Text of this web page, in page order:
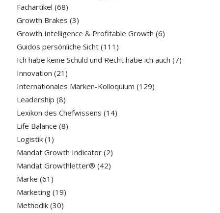
Fachartikel (68)
Growth Brakes (3)
Growth Intelligence & Profitable Growth (6)
Guidos persönliche Sicht(111)
Ich habe keine Schuld und Recht habe ich auch (7)
Innovation (21)
Internationales Marken-Kolloquium (129)
Leadership (8)
Lexikon des Chefwissens (14)
Life Balance (8)
Logistik(1)
Mandat Growth Indicator(2)
Mandat Growthletter® (42)
Marke (61)
Marketing(19)
Methodik(30)